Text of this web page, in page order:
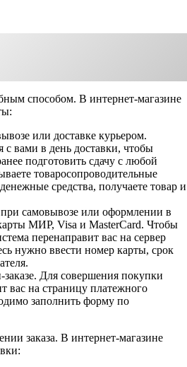
способом. В интернет-магазине
или доставке курьером.
с вами в день доставки, чтобы
подготовить сдачу с любой
товаросопроводительные
средства, получаете товар и
самовывозе или оформлении в
МИР, Visa и MasterCard. Чтобы
перенаправит вас на сервер
нужно ввести номер карты, срок
Для совершения покупки
вас на страницу платежного
заполнить форму по
заказа. В интернет-магазине